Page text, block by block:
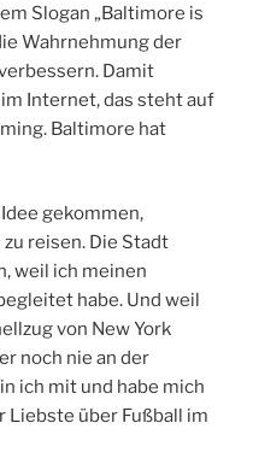
Slogan „Baltimore is
Wahrnehmung der
Damit
Internet, das steht auf
Baltimore hat
gekommen,
reisen. Die Stadt
weil ich meinen
habe. Und weil
von New York
noch nie an der
ich mit und habe mich
Liebste über Fußball im